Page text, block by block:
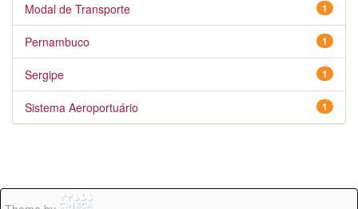
1
Modal de Transporte
1
Pernambuco
1
Sergipe
1
Sistema Aeroportuário